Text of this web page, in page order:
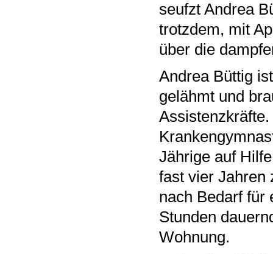
seufzt Andrea
trotzdem, mit
über die
Andrea Büttig
gelähmt und
Jährige auf
fast vier Jahren
nach Bedarf für
Stunden
Wohnung.